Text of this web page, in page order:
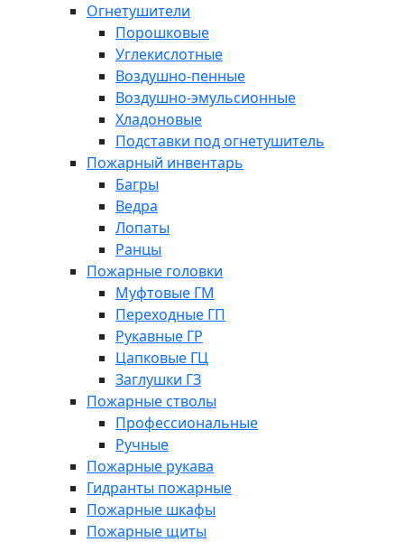
Огнетушители
Порошковые
Углекислотные
Воздушно-пенные
Воздушно-эмульсионные
Хладоновые
Подставки под огнетушитель
Пожарный инвентарь
Багры
Ведра
Лопаты
Ранцы
Пожарные головки
Муфтовые ГМ
Переходные ГП
Рукавные ГР
Цапковые ГЦ
Заглушки ГЗ
Пожарные стволы
Профессиональные
Ручные
Пожарные рукава
Гидранты пожарные
Пожарные шкафы
Пожарные щиты